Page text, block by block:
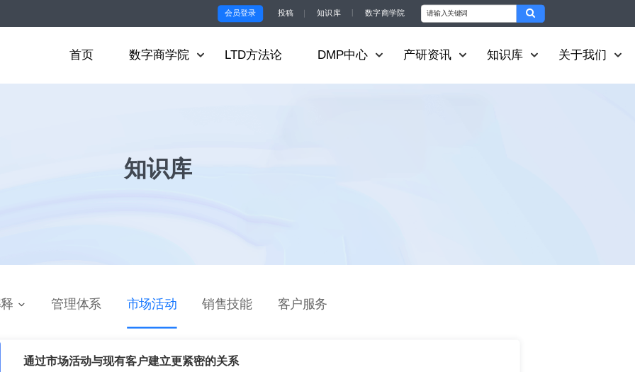
会员登录 知识库 数字商学院
投稿
首页 数字商学院 LTD方法论 DMP中心 产研资讯 知识库 关于我们
知识库
管理体系 市场活动 销售技能 客户服务
通过市场活动与现有客户建立更紧密的关系